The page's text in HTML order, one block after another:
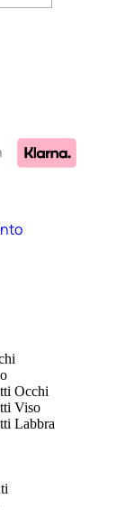
Occhi
Viso
Labbra